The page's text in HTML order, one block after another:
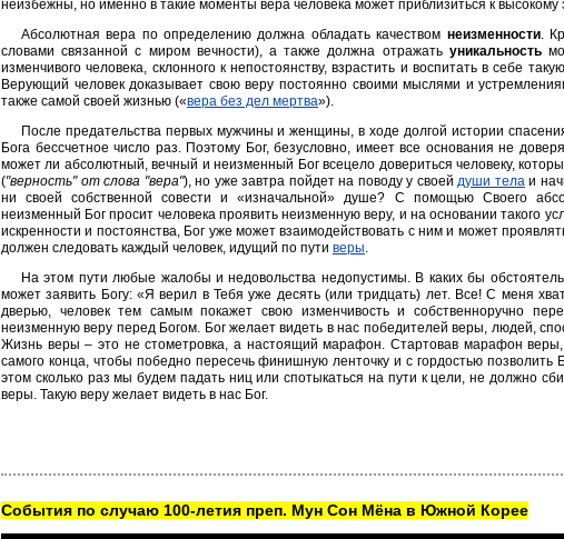
неизбежны, но именно в такие моменты вера человека может приблизиться к высокому
Абсолютная вера по определению должна обладать качеством неизменности.
словами связанной с миром вечности), а также должна отражать уникальность
изменчивого человека, склонного к непостоянству, взрастить и воспитать в себе
Верующий человек доказывает свою веру постоянно своими мыслями и
также самой своей жизнью («вера без дел мертва»).
После предательства первых мужчины и женщины, в ходе долгой истории
Бога бессчетное число раз. Поэтому Бог, безусловно, имеет все основания не
может ли абсолютный, вечный и неизменный Бог всецело довериться человеку,
("верность" от слова "вера"), но уже завтра пойдет на поводу у своейдуши телаи
ни своей собственной совести и «изначальной» душе? С помощью Своего
неизменный Бог просит человека проявить неизменную веру, и на основании такого
искренности и постоянства, Бог уже может взаимодействовать с ним и может
должен следовать каждый человек, идущий по пути веры.
На этом пути любые жалобы и недовольства недопустимы. В каких бы
может заявить Богу: «Я верил в Тебя уже десять (или тридцать) лет. Все! С меня
дверью, человек тем самым покажет свою изменчивость и собственноручно
неизменную веру перед Богом. Бог желает видеть в нас победителей веры, людей,
Жизнь веры – это не стометровка, а настоящий марафон. Стартовав марафон
самого конца, чтобы победно пересечь финишную ленточку и с гордостью позволить
этом сколько раз мы будем падать ниц или спотыкаться на пути к цели, не должно
веры. Такую веру желает видеть в нас Бог.
Cобытия по случаю 100-летия преп. Мун Сон Мёна в Южной Корее